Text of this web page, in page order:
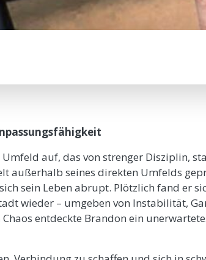
auf, das von strenger Disziplin,
außerhalb seines direkten Umfelds
sein Leben abrupt. Plötzlich fand er
wieder – umgeben von Instabilität,
entdeckte Brandon ein